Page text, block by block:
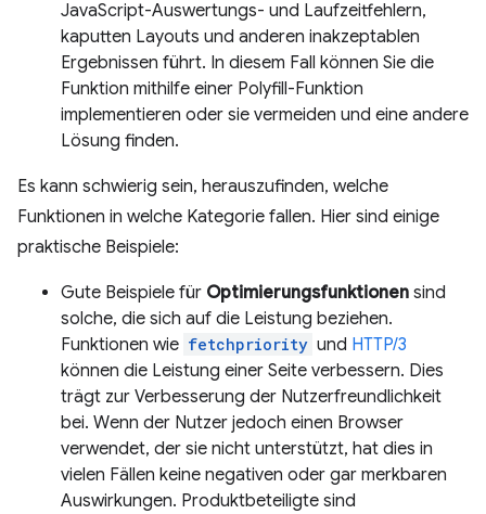
JavaScript-Auswertungs- und Laufzeitfehlern,
kaputten Layouts und anderen inakzeptablen
Ergebnissen führt. In diesem Fall können Sie die
Funktion mithilfe einer Polyfill-Funktion
implementieren oder sie vermeiden und eine andere
Lösung finden.
Es kann schwierig sein, herauszufinden, welche
Funktionen in welche Kategorie fallen. Hier sind einige
praktische Beispiele:
Gute Beispiele für Optimierungsfunktionen sind
solche, die sich auf die Leistung beziehen.
Funktionen wie fetchpriority und HTTP/3
können die Leistung einer Seite verbessern. Dies
trägt zur Verbesserung der Nutzerfreundlichkeit
bei. Wenn der Nutzer jedoch einen Browser
verwendet, der sie nicht unterstützt, hat dies in
vielen Fällen keine negativen oder gar merkbaren
Auswirkungen. Produktbeteiligte sind